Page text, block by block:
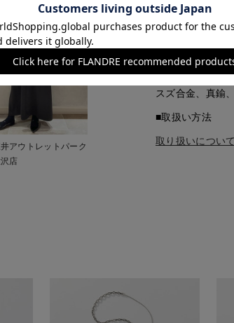
アウトレットパーク
店
53295204
日本
■クオリティ
スズ合金、真鍮
■取扱い方法
取り扱いについて